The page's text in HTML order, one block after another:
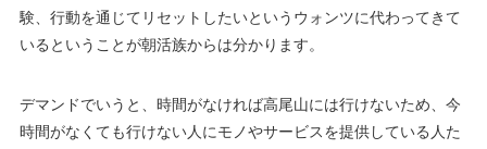
験、行動を通じてリセットしたいというウォンツに代わってきて
いるということが朝活族からは分かります。
デマンドでいうと、時間がなければ高尾山には行けないため、今
時間がなくても行けない人にモノやサービスを提供している人た